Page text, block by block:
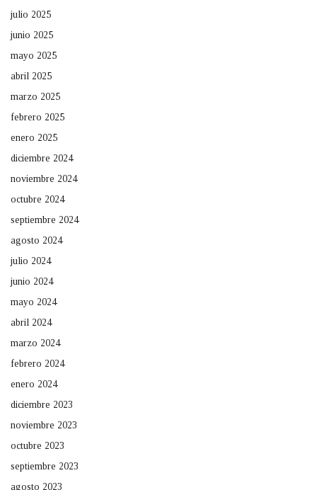
julio 2025
junio 2025
mayo 2025
abril 2025
marzo 2025
febrero 2025
enero 2025
diciembre 2024
noviembre 2024
octubre 2024
septiembre 2024
agosto 2024
julio 2024
junio 2024
mayo 2024
abril 2024
marzo 2024
febrero 2024
enero 2024
diciembre 2023
noviembre 2023
octubre 2023
septiembre 2023
agosto 2023